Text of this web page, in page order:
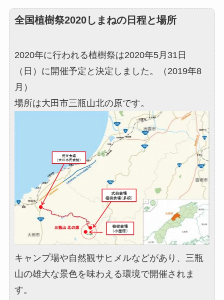
全国植樹祭2020しまねの日程と場所
2020年に行われる植樹祭は2020年5月31日
（日）に開催予定と決定しました。（2019年8
月）
場所は大田市三瓶山北の原です。
キャンプ場や自然観サヒメルなどがあり、三瓶
山の雄大な景色を味わえる環境で開催されま
す。